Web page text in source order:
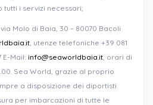
tutti i servizi necessari;
Molo di Baia, 30 – 80070 Bacoli
, utenze telefoniche +39 081
E-Mail: info@seaworldbaia.it , orari di
Sea World, grazie al proprio
a disposizione dei diportisti
per imbarcazioni di tutte le